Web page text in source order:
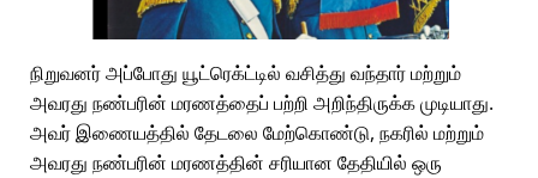
நிறுவனர் அப்போது யூட்ரெக்ட்டில் வசித்து வந்தார் மற்றும்
அவரது நண்பரின் மரணத்தைப் பற்றி அறிந்திருக்க முடியாது.
அவர் இணையத்தில் தேடலை மேற்கொண்டு, நகரில் மற்றும்
அவரது நண்பரின் மரணத்தின் சரியான தேதியில் ஒரு